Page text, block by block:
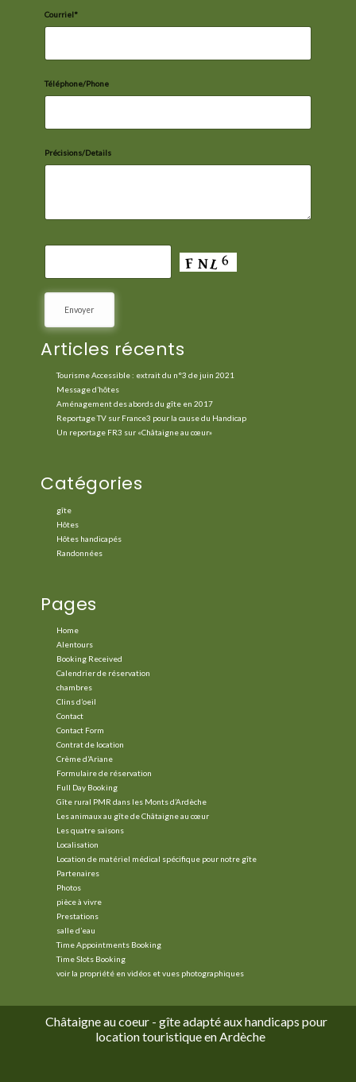
Courriel*
Téléphone/Phone
Précisions/Details
Articles récents
Tourisme Accessible : extrait du n°3 de juin 2021
Message d’hôtes
Aménagement des abords du gîte en 2017
Reportage TV sur France3 pour la cause du Handicap
Un reportage FR3 sur «Châtaigne au cœur»
Catégories
gîte
Hôtes
Hôtes handicapés
Randonnées
Pages
Home
Alentours
Booking Received
Calendrier de réservation
chambres
Clins d’oeil
Contact
Contact Form
Contrat de location
Crème d’Ariane
Formulaire de réservation
Full Day Booking
Gîte rural PMR dans les Monts d’Ardèche
Les animaux au gîte de Châtaigne au cœur
Les quatre saisons
Localisation
Location de matériel médical spécifique pour notre gîte
Partenaires
Photos
pièce à vivre
Prestations
salle d’eau
Time Appointments Booking
Time Slots Booking
voir la propriété en vidéos et vues photographiques
Châtaigne au coeur - gîte adapté aux handicaps pour
location touristique en Ardèche